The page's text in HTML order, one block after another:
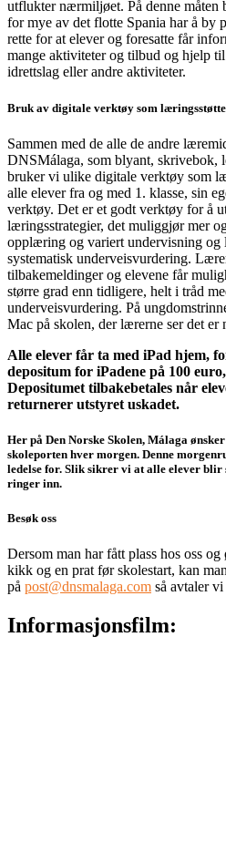
utflukter nærmiljøet. På denne måten
for mye av det flotte Spania har å by
rette for at elever og foresatte får
mange aktiviteter og tilbud og hjelp
idrettslag eller andre aktiviteter.
Bruk av digitale verktøy som læringsstøtte
Sammen med de alle de andre
DNSMálaga, som blyant, skrivebok,
bruker vi ulike digitale verktøy som
alle elever fra og med 1. klasse, sin
verktøy. Det er et godt verktøy for å
læringsstrategier, det muliggjør mer
opplæring og variert undervisning og
systematisk underveisvurdering.
tilbakemeldinger og elevene får
større grad enn tidligere, helt i tråd
underveisvurdering. På
Mac på skolen, der lærerne ser det
Alle elever får ta med iPad hjem,
depositum for iPadene på 100
Depositumet tilbakebetales når
returnerer utstyret uskadet.
Her på Den Norske Skolen, Málaga
skoleporten hver morgen. Denne
ledelse for. Slik sikrer vi at alle elever
ringer inn.
Besøk oss
Dersom man har fått plass hos oss
kikk og en prat før skolestart, kan
på post@dnsmalaga.com så avtaler vi
Informasjonsfilm: